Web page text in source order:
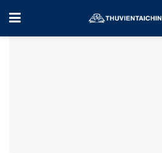
Home Chiến Lược Đầu Tư